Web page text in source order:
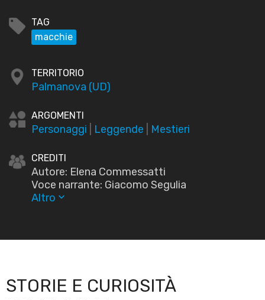
TAG
macchie
TERRITORIO
Palmanova (UD)
ARGOMENTI
Personaggi Leggende Mestieri
CREDITI
Autore: Elena Commessatti
Voce narrante: Giacomo Segulia
Altro keyboard_arrow_down
STORIE E CURIOSITÀ